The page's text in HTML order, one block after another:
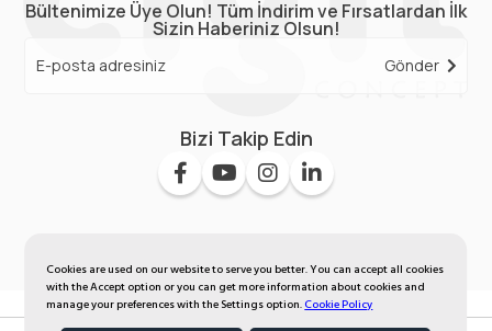
Cookies are used on our website to serve you better. You can accept all cookies
with the Accept option or you can get more information about cookies and
manage your preferences with the Settings option.Cookie Policy
Bültenimize Üye Olun! Tüm İndirim ve Fırsatlardan İlk
Sizin Haberiniz Olsun!
Gönder
Bizi Takip Edin